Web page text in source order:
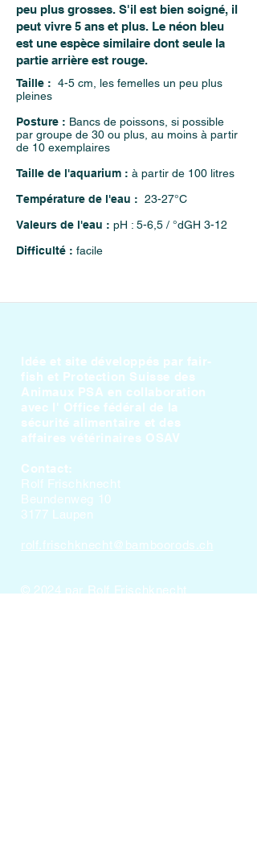
peu plus grosses. S'il est bien soigné, il
peut vivre 5 ans et plus. Le néon bleu
est une espèce similaire dont seule la
partie arrière est rouge.
Taille : 4-5 cm, les femelles un peu plus
pleines
Posture : Bancs de poissons, si possible
par groupe de 30 ou plus, au moins à partir
de 10 exemplaires
Taille de l'aquarium : à partir de 100 litres
Température de l'eau : 23-27°C
Valeurs de l'eau : pH : 5-6,5 / °dGH 3-12
Difficulté : facile
Idée et site développés par fair-
fish et Protection Suisse des
Animaux PSA en collaboration
avec l' Office fédéral de la
sécurité alimentaire et des
affaires vétérinaires OSAV
Contact:
Rolf Frischknecht
Beundenweg 10
3177 Laupen
rolf.frischknecht@bamboorods.ch
© 2024 par Rolf Frischknecht